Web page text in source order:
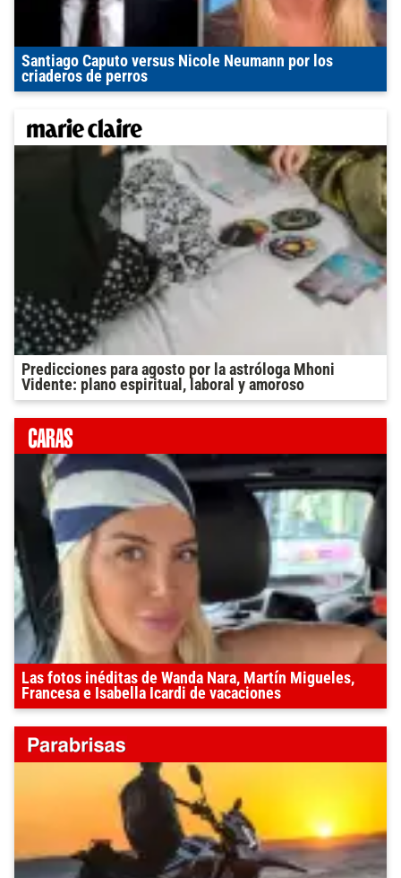
Santiago Caputo versus Nicole Neumann por los
criaderos de perros
Predicciones para agosto por la astróloga Mhoni
Vidente: plano espiritual, laboral y amoroso
Las fotos inéditas de Wanda Nara, Martín Migueles,
Francesa e Isabella Icardi de vacaciones